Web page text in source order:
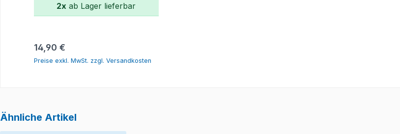
2x ab Lager lieferbar
Regulärer Preis:
14,90 €
Preise exkl. MwSt. zzgl. Versandkosten
Ähnliche Artikel